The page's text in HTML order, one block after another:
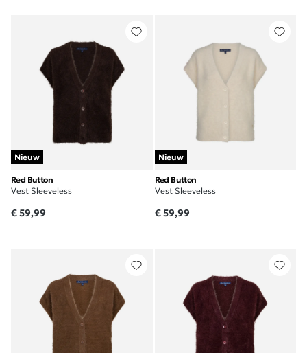
Nieuw
Red Button
Vest Sleeveless
€ 59,99
Nieuw
Red Button
Vest Sleeveless
€ 59,99